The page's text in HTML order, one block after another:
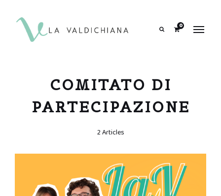
0
COMITATO DI
PARTECIPAZIONE
2 Articles